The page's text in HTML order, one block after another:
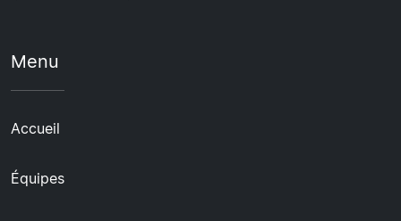
Menu
Accueil
Équipes